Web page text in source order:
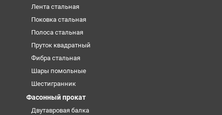
Лента стальная
Поковка стальная
Полоса стальная
Пруток квадратный
Фибра стальная
Шары помольные
Шестигранник
Фасонный прокат
Двутавровая балка